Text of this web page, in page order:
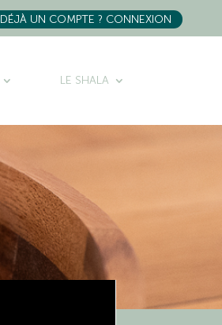
DÉJÀ UN COMPTE ? CONNEXION
LE SHALA